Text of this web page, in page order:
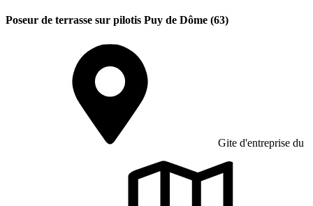
Poseur de terrasse sur pilotis Puy de Dôme (63)
Gite d'entreprise du